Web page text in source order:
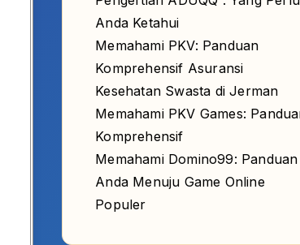
Memahami PKV: Panduan
Komprehensif Asuransi
Kesehatan Swasta di Jerman
Memahami PKV Games: Panduan
Komprehensif
Memahami Domino99: Panduan
Anda Menuju Game Online
Populer